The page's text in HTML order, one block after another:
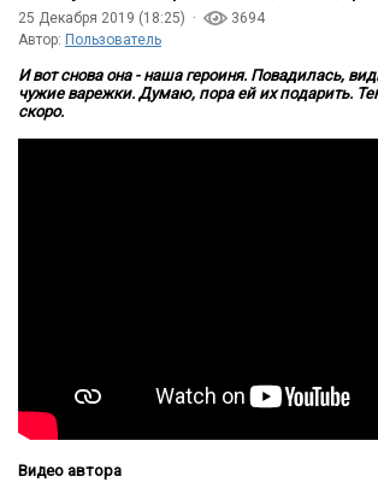
25 Декабря 2019 (18:25) ·
3694
Автор: Пользователь
И вот снова она - наша героиня. Повадилась,
чужие варежки. Думаю, пора ей их подарить.
скоро.
Видео автора